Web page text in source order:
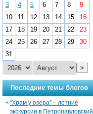
3
4 5 6 7 8
9
10
11 12 13 14 15
16
17
18 19 20 21 22
23
24
25 26 27 28 29
30
31
>
Последние темы блогов
“Храм у озера” – летние
экскурсии в Петропавловский